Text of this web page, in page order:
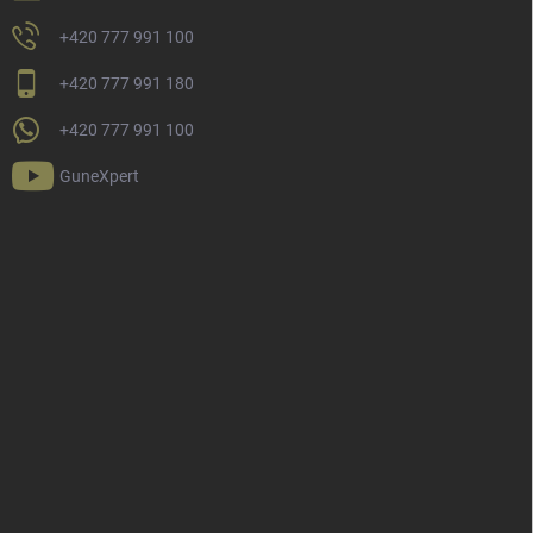
+420 777 991 100
+420 777 991 180
+420 777 991 100
GuneXpert